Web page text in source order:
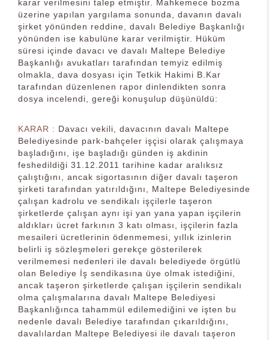
karar verilmesini talep etmiştir. Mahkemece bozma
üzerine yapılan yargılama sonunda, davanın davalı
şirket yönünden reddine, davalı Belediye Başkanlığı
yönünden ise kabulüne karar verilmiştir. Hüküm
süresi içinde davacı ve davalı Maltepe Belediye
Başkanlığı avukatları tarafından temyiz edilmiş
olmakla, dava dosyası için Tetkik Hakimi B.Kar
tarafından düzenlenen rapor dinlendikten sonra
dosya incelendi, gereği konuşulup düşünüldü:
KARAR : Davacı vekili, davacının davalı Maltepe
Belediyesinde park-bahçeler işçisi olarak çalışmaya
başladığını, işe başladığı günden iş akdinin
feshedildiği 31.12.2011 tarihine kadar aralıksız
çalıştığını, ancak sigortasının diğer davalı taşeron
şirketi tarafından yatırıldığını, Maltepe Belediyesinde
çalışan kadrolu ve sendikalı işçilerle taşeron
şirketlerde çalışan aynı işi yan yana yapan işçilerin
aldıkları ücret farkının 3 katı olması, işçilerin fazla
mesaileri ücretlerinin ödenmemesi, yıllık izinlerin
belirli iş sözleşmeleri gerekçe gösterilerek
verilmemesi nedenleri ile davalı belediyede örgütlü
olan Belediye İş sendikasına üye olmak istediğini,
ancak taşeron şirketlerde çalışan işçilerin sendikalı
olma çalışmalarına davalı Maltepe Belediyesi
Başkanlığınca tahammül edilemediğini ve işten bu
nedenle davalı Belediye tarafından çıkarıldığını,
davalılardan Maltepe Belediyesi ile davalı taşeron